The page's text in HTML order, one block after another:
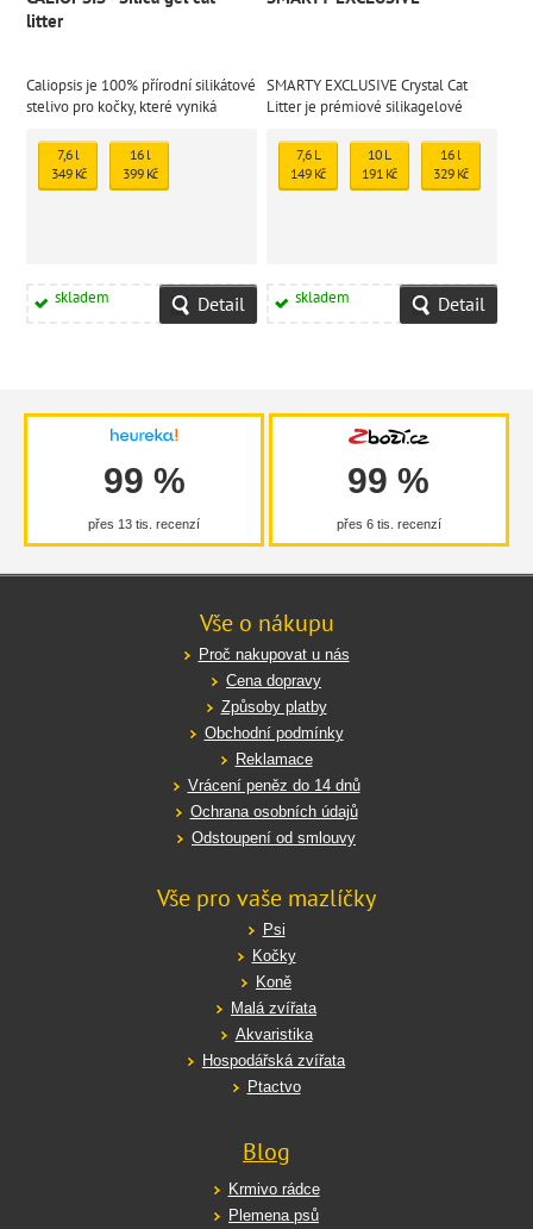
litter
Caliopsis je 100% přírodní silikátové
stelivo pro kočky, které vyniká
7,6 l
349 Kč
16 l
399 Kč
skladem Detail
SMARTY EXCLUSIVE Crystal Cat
Litter je prémiové silikagelové
maximální savost, okamžité
pohlcení zápachu a příjemnou vůni
zeleného jablka.
7,6 L
149 Kč
10 L
191 Kč
16 l
329 Kč
skladem Detail
99 %
přes 13 tis. recenzí
99 %
přes 6 tis. recenzí
Vše o nákupu
Proč nakupovat u nás
Cena dopravy
Způsoby platby
Obchodní podmínky
Reklamace
Vrácení peněz do 14 dnů
Ochrana osobních údajů
Odstoupení od smlouvy
Vše pro vaše mazlíčky
Psi
Kočky
Koně
Malá zvířata
Akvaristika
Hospodářská zvířata
Ptactvo
Blog
Krmivo rádce
Plemena psů